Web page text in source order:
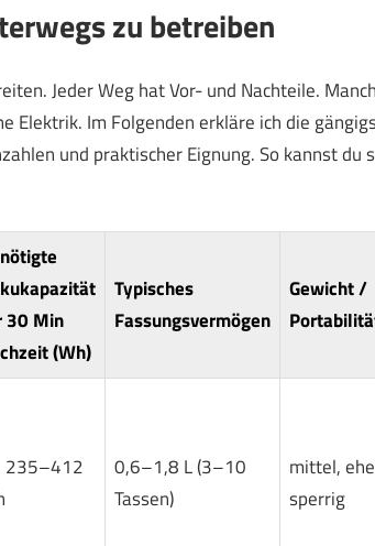
zu betreiben
Jeder Weg hat Vor- und Nachteile.
Elektrik. Im Folgenden erkläre ich die
und praktischer Eignung. So kannst du
30 Min
(Wh)
Typisches
Fassungsvermögen
Gewicht /
235–412
0,6–1,8 L (3–10
Tassen)
mittel,
sperrig